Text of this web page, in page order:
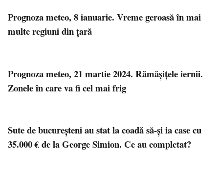
Prognoza meteo, 8 ianuarie. Vreme geroasă în mai
multe regiuni din țară
Prognoza meteo, 21 martie 2024. Rămășițele iernii.
Zonele în care va fi cel mai frig
Sute de bucureșteni au stat la coadă să-și ia case cu
35.000 € de la George Simion. Ce au completat?